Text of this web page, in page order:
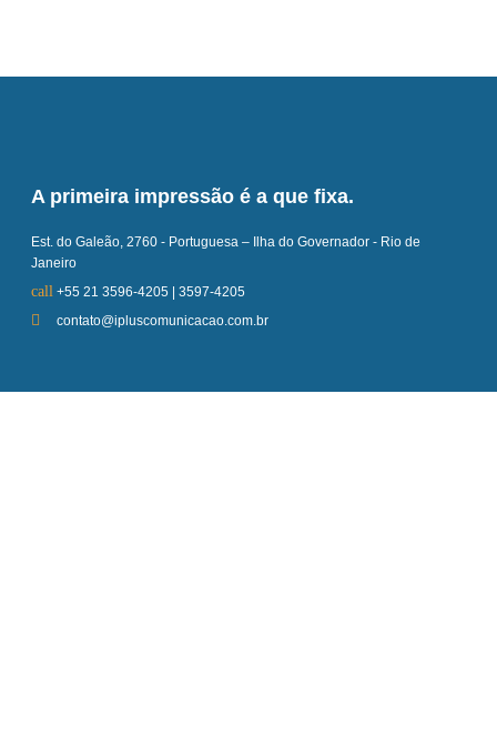
A primeira impressão é a que fixa.
Est. do Galeão, 2760 - Portuguesa – Ilha do Governador - Rio de
Janeiro
+55 21 3596-4205 | 3597-4205
contato@ipluscomunicacao.com.br